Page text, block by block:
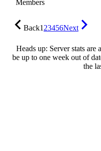
Members
Back123456Next
Heads up: Server stats
be up to one week out of
the